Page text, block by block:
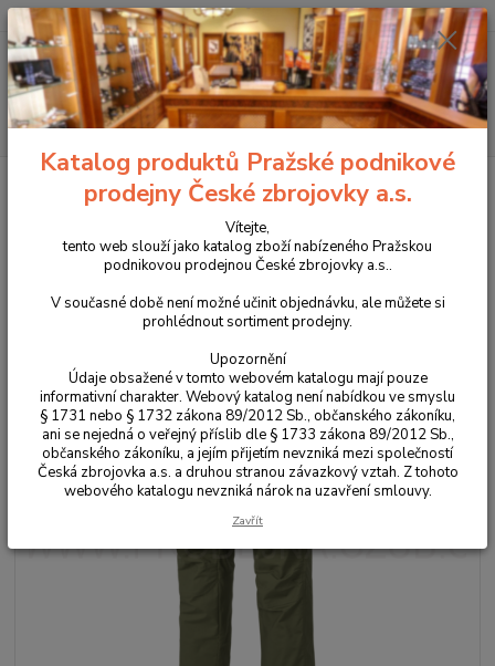
Menu
Hledat
+420 225 375 800
Kalhoty Helikon UTP Ripstop Olive Green
Kalhoty Helikon UTP Ripstop
Olive Green
Katalog produktů Pražské podnikové
prodejny České zbrojovky a.s.
Vítejte,
tento web slouží jako katalog zboží nabízeného Pražskou
podnikovou prodejnou České zbrojovky a.s..
V současné době není možné učinit objednávku, ale můžete si
prohlédnout sortiment prodejny.
Upozornění
Údaje obsažené v tomto webovém katalogu mají pouze
informativní charakter. Webový katalog není nabídkou ve smyslu
§ 1731 nebo § 1732 zákona 89/2012 Sb., občanského zákoníku,
ani se nejedná o veřejný příslib dle § 1733 zákona 89/2012 Sb.,
občanského zákoníku, a jejím přijetím nevzniká mezi společností
Česká zbrojovka a.s. a druhou stranou závazkový vztah. Z tohoto
webového katalogu nevzniká nárok na uzavření smlouvy.
Zavřít